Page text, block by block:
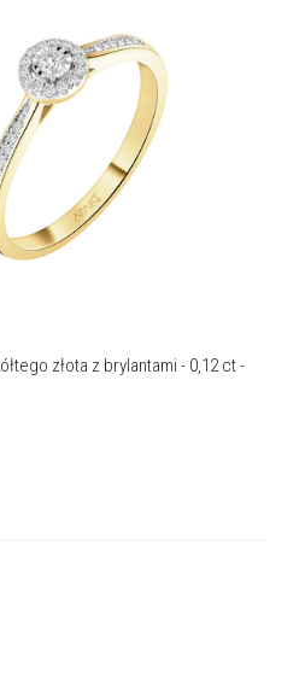
złota z brylantami - 0,12 ct -